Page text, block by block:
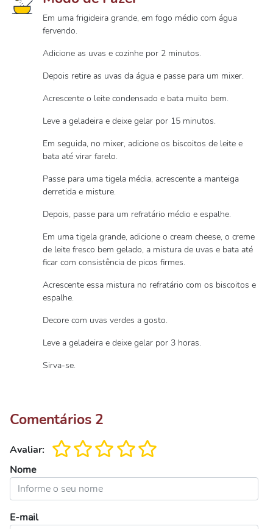
Em uma frigideira grande, em fogo médio com água
fervendo.
Adicione as uvas e cozinhe por 2 minutos.
Depois retire as uvas da água e passe para um mixer.
Acrescente o leite condensado e bata muito bem.
Leve a geladeira e deixe gelar por 15 minutos.
Em seguida, no mixer, adicione os biscoitos de leite e
bata até virar farelo.
Passe para uma tigela média, acrescente a manteiga
derretida e misture.
Depois, passe para um refratário médio e espalhe.
Em uma tigela grande, adicione o cream cheese, o creme
de leite fresco bem gelado, a mistura de uvas e bata até
ficar com consistência de picos firmes.
Acrescente essa mistura no refratário com os biscoitos e
espalhe.
Decore com uvas verdes a gosto.
Leve a geladeira e deixe gelar por 3 horas.
Sirva-se.
Comentários 2
Avaliar:
Nome
E-mail